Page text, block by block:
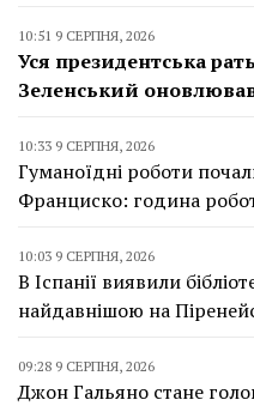
10:51 9 СЕРПНЯ, 2026
Уся президентська
Зеленський
10:33 9 СЕРПНЯ, 2026
Гуманоїдні роботи
Франциско: година
10:03 9 СЕРПНЯ, 2026
В Іспанії виявили
найдавнішою на
09:28 9 СЕРПНЯ, 2026
Джон Гальяно стане